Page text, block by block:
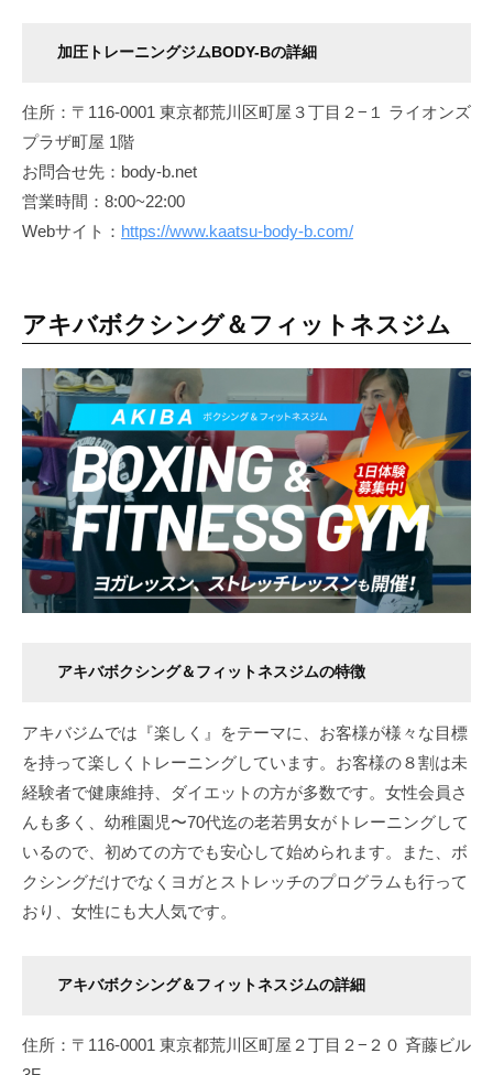
加圧トレーニングジムBODY-Bの詳細
住所：〒116-0001 東京都荒川区町屋３丁目２−１ ライオンズ
プラザ町屋 1階
お問合せ先：body-b.net
営業時間：8:00~22:00
Webサイト： https://www.kaatsu-body-b.com/
アキバボクシング＆フィットネスジム
アキバボクシング＆フィットネスジムの特徴
アキバジムでは『楽しく』をテーマに、お客様が様々な目標
を持って楽しくトレーニングしています。お客様の８割は未
経験者で健康維持、ダイエットの方が多数です。女性会員さ
んも多く、幼稚園児〜70代迄の老若男女がトレーニングして
いるので、初めての方でも安心して始められます。また、ボ
クシングだけでなくヨガとストレッチのプログラムも行って
おり、女性にも大人気です。
アキバボクシング＆フィットネスジムの詳細
住所：〒116-0001 東京都荒川区町屋２丁目２−２０ 斉藤ビル